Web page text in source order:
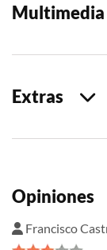
Extras
Opiniones
Francisco